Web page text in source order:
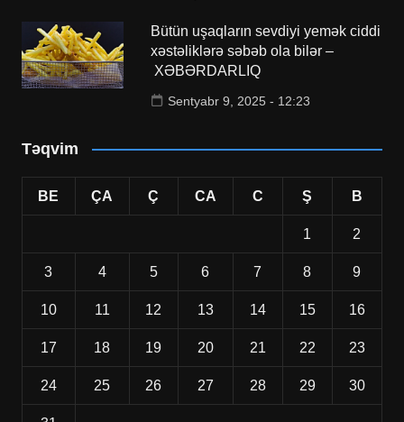
Bütün uşaqların sevdiyi yemək ciddi
xəstəliklərə səbəb ola bilər –
XƏBƏRDARLIQ
Sentyabr 9, 2025 - 12:23
Təqvim
BE ÇA Ç CA C Ş B
1 2
3 4 5 6 7 8 9
10 11 12 13 14 15 16
17 18 19 20 21 22 23
24 25 26 27 28 29 30